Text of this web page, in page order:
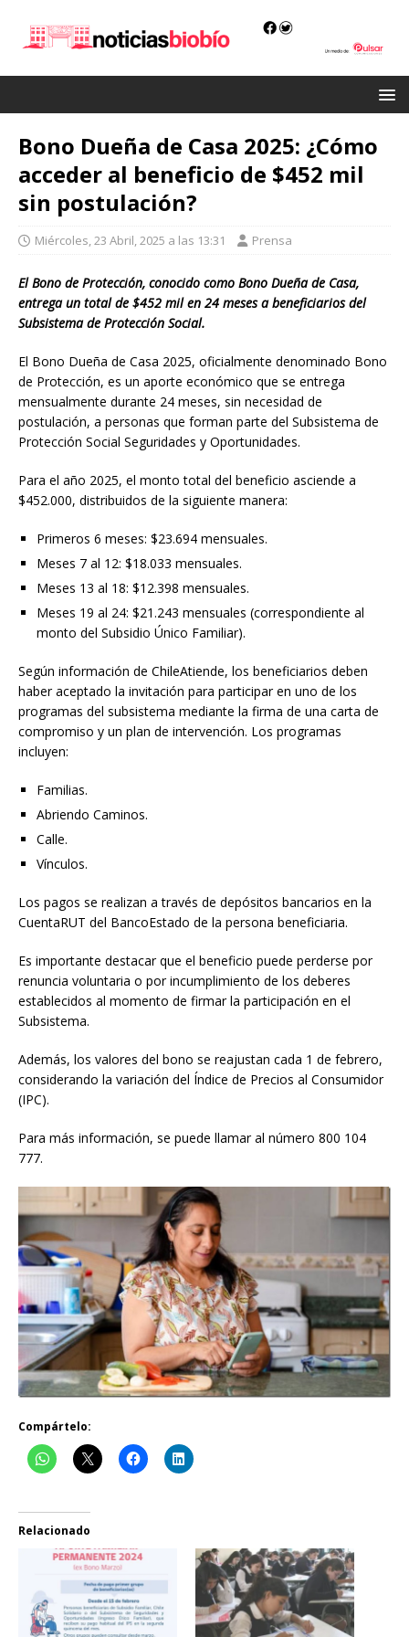
Bono Dueña de Casa 2025: ¿Cómo
acceder al beneficio de $452 mil
sin postulación?​
Miércoles, 23 Abril, 2025 a las 13:31 Prensa
El Bono de Protección, conocido como Bono Dueña de Casa,
entrega un total de $452 mil en 24 meses a beneficiarios del
Subsistema de Protección Social.​
El Bono Dueña de Casa 2025, oficialmente denominado Bono
de Protección, es un aporte económico que se entrega
mensualmente durante 24 meses, sin necesidad de
postulación, a personas que forman parte del Subsistema de
Protección Social Seguridades y Oportunidades.
Para el año 2025, el monto total del beneficio asciende a
$452.000, distribuidos de la siguiente manera:​
Primeros 6 meses: $23.694 mensuales.
Meses 7 al 12: $18.033 mensuales.
Meses 13 al 18: $12.398 mensuales.
Meses 19 al 24: $21.243 mensuales (correspondiente al
monto del Subsidio Único Familiar).​
Según información de ChileAtiende, los beneficiarios deben
haber aceptado la invitación para participar en uno de los
programas del subsistema mediante la firma de una carta de
compromiso y un plan de intervención. Los programas
incluyen:​
Familias.
Abriendo Caminos.
Calle.
Vínculos.​
Los pagos se realizan a través de depósitos bancarios en la
CuentaRUT del BancoEstado de la persona beneficiaria.​
Es importante destacar que el beneficio puede perderse por
renuncia voluntaria o por incumplimiento de los deberes
establecidos al momento de firmar la participación en el
Subsistema.​
Además, los valores del bono se reajustan cada 1 de febrero,
considerando la variación del Índice de Precios al Consumidor
(IPC).​
Para más información, se puede llamar al número 800 104
777.
Compártelo:
Relacionado